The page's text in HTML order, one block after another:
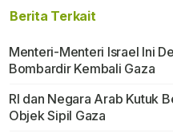
Berita Terkait
Menteri-Menteri Israel Ini
Bombardir Kembali Gaza
RI dan Negara Arab Kutuk
Objek Sipil Gaza